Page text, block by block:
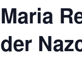
Maria
der